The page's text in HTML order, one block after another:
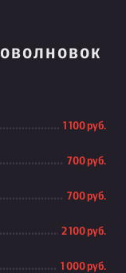
1 100 руб.
700 руб.
700 руб.
2 100 руб.
1 000 руб.